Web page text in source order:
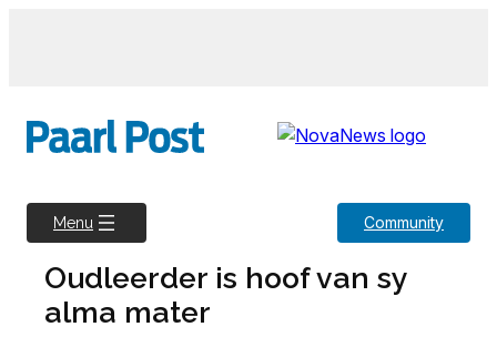
Menu Community
Oudleerder is hoof van sy
alma mater